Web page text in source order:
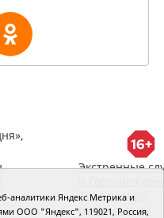
Экстренные
Сведения об
организации
аналитики Яндекс Метрика и
ООО "Яндекс", 119021, Россия,